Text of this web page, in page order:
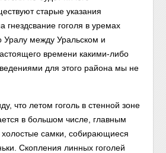
старые указания
гнездсвание гоголя в уремах
Уралу между Уральском и
времени какими-либо
для этого района мы не
что летом гоголь в стенной зоне
в большом числе, главным
холостые самки, собирающиеся
Скопления линных гоголей